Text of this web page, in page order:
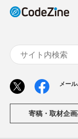
メー
寄稿・取材企